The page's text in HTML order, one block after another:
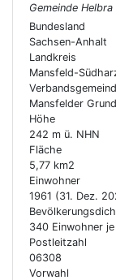
Gemeinde Helbra
Bundesland
Sachsen-Anhalt
Landkreis
Mansfeld-
Mansfelder
Höhe
242 m ü. NHN
Fläche
5,77 km2
Einwohner
1961 (31. Dez.
340 Einwohner
Postleitzahl
06308
Vorwahl